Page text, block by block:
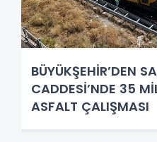
BÜYÜKŞEHİR’DEN
CADDESİ’NDE 35
ASFALT ÇALIŞMASI